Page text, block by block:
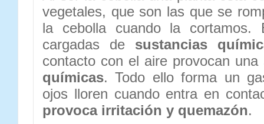
vegetales, que son las que se
la cebolla cuando la cortamos.
cargadas de sustancias
contacto con el aire provocan
químicas. Todo ello forma un
ojos lloren cuando entra en
provoca irritación y quemazón.